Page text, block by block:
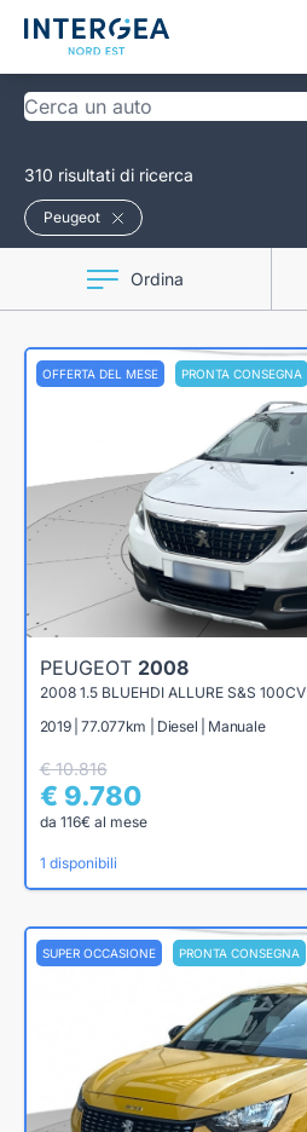
310 risultati di ricerca
Peugeot
Ordina
OFFERTA DEL MESE PRONTA CONSEGNA
PEUGEOT 2008
2008 1.5 BLUEHDI ALLURE S&S 100CV
2019 | 77.077km | Diesel | Manuale
€ 10.816
€ 9.780
da 116€ al mese
1 disponibili
SUPER OCCASIONE PRONTA CONSEGNA